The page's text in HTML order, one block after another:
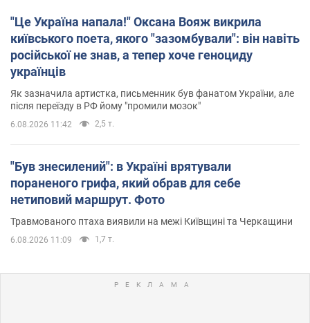
"Це Україна напала!" Оксана Вояж викрила
київського поета, якого "зазомбували": він навіть
російської не знав, а тепер хоче геноциду
українців
Як зазначила артистка, письменник був фанатом України, але
після переїзду в РФ йому "промили мозок"
6.08.2026 11:42 2,5 т.
"Був знесилений": в Україні врятували
пораненого грифа, який обрав для себе
нетиповий маршрут. Фото
Травмованого птаха виявили на межі Київщині та Черкащини
6.08.2026 11:09 1,7 т.